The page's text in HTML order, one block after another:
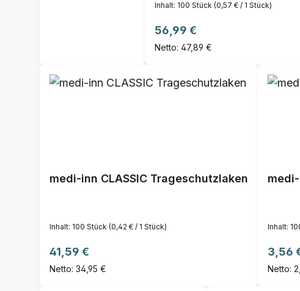
Inhalt: 100 Stück (0,57 € / 1 Stück)
Regulärer Preis:
56,99 €
Netto: 47,89 €
medi-inn CLASSIC Trageschutzlaken
Inhalt: 100 Stück (0,42 € / 1 Stück)
Regulärer Preis:
41,59 €
Netto: 34,95 €
Inhalt:
3,56
Netto: